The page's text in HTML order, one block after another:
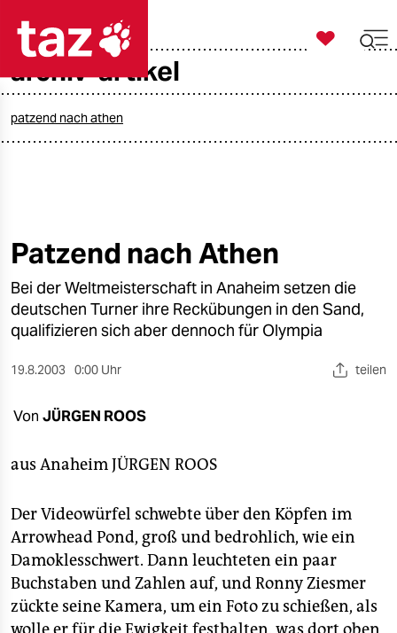
öko
gesellschaft
kultur
sport
verlag
verlag
veranstaltungen
shop

taz zahl ich
archiv-artikel
patzend nach athen
Patzend nach Athen
Bei der Weltmeisterschaft in Anaheim setzen die
deutschen Turner ihre Reckübungen in den Sand,
qualifizieren sich aber dennoch für Olympia
19.8.2003 0:00 Uhr teilen
Von JÜRGEN ROOS
aus AnaheimJÜRGEN ROOS
Der Videowürfel schwebte über den Köpfen im
Arrowhead Pond, groß und bedrohlich, wie ein
Damoklesschwert. Dann leuchteten ein paar
Buchstaben und Zahlen auf, und Ronny Ziesmer
zückte seine Kamera, um ein Foto zu schießen, als